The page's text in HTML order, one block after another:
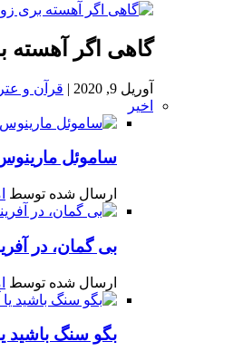
گاهی اگر
آوریل 9, 2020 | قرآن و
اخیر
ساموئل
ارسال شده توسط
بى گمان، در
ارسال شده توسط
بگو سنگ باشید